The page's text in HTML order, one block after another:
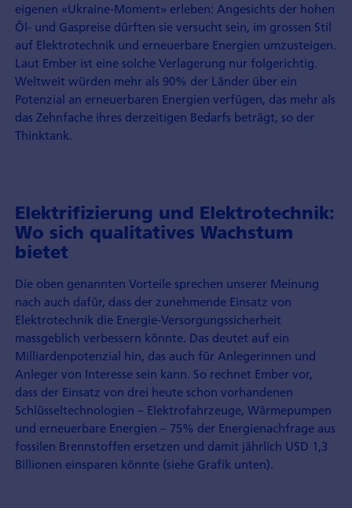
eigenen «Ukraine-Moment» erleben: Angesichts der hohen
Öl- und Gaspreise dürften sie versucht sein, im grossen Stil
auf Elektrotechnik und erneuerbare Energien umzusteigen.
Laut Ember ist eine solche Verlagerung nur folgerichtig.
Weltweit würden mehr als 90% der Länder über ein
Potenzial an erneuerbaren Energien verfügen, das mehr als
das Zehnfache ihres derzeitigen Bedarfs beträgt, so der
Thinktank.
Elektrifizierung und Elektrotechnik:
Wo sich qualitatives Wachstum
bietet
Die oben genannten Vorteile sprechen unserer Meinung
nach auch dafür, dass der zunehmende Einsatz von
Elektrotechnik die Energie-Versorgungssicherheit
massgeblich verbessern könnte. Das deutet auf ein
Milliardenpotenzial hin, das auch für Anlegerinnen und
Anleger von Interesse sein kann. So rechnet Ember vor,
dass der Einsatz von drei heute schon vorhandenen
Schlüsseltechnologien – Elektrofahrzeuge, Wärmepumpen
und erneuerbare Energien – 75% der Energienachfrage aus
fossilen Brennstoffen ersetzen und damit jährlich USD 1,3
Billionen einsparen könnte (siehe Grafik unten).